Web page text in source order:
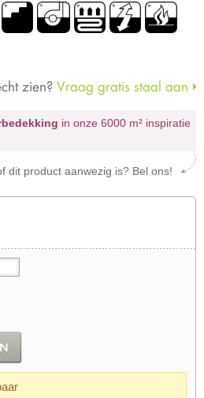
zien? Vraag gratis staal aan
in onze 6000 m² inspiratie
dit product aanwezig is? Bel ons!